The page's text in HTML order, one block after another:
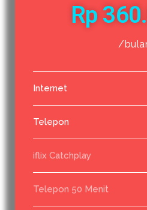
Rp
/
Internet
Telepon
iflix Catchplay
Telepon 50 Menit